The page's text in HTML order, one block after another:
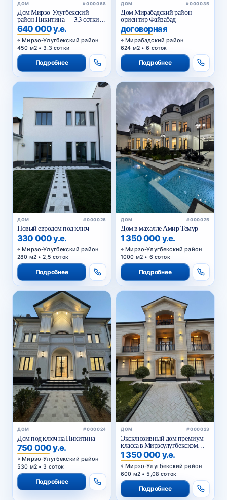
ДОМ #000068
Дом Мирзо-Улугбекский
район Никитина — 3,3 сотки, 2
бассейна
640 000 у.е.
Мирзо-Улугбекский район
450 м2 • 3.3 сотки
Подробнее
ДОМ #000035
Дом Мирабадский район
ориентир Файзабад
договорная
Мирабадский район
624 м2 • 6 соток
Подробнее
ДОМ #000026
Новый евродом под ключ
330 000 у.е.
Мирзо-Улугбекский район
280 м2 • 2,5 соток
Подробнее
ДОМ #000025
Дом в махалле Амир Темур
1 350 000 у.е.
Мирзо-Улугбекский район
1000 м2 • 6 соток
Подробнее
ДОМ #000024
Дом под ключ на Никитина
750 000 у.е.
Мирзо-Улугбекский район
530 м2 • 3 соток
Подробнее
ДОМ #000023
Эксклюзивный дом премиум-
класса в Мирзоулугбекском
районе
1 350 000 у.е.
Мирзо-Улугбекский район
600 м2 • 5,08 соток
Подробнее